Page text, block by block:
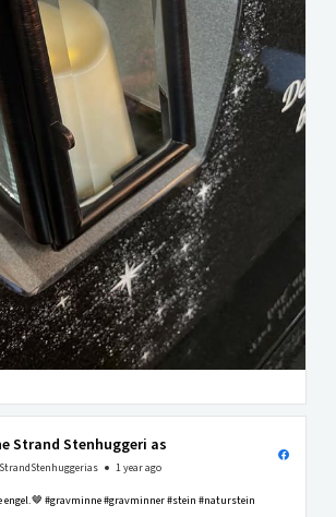
Strand Stenhuggeri as
1 year ago
engel.🤎 #gravminne #gravminner #stein #naturstein